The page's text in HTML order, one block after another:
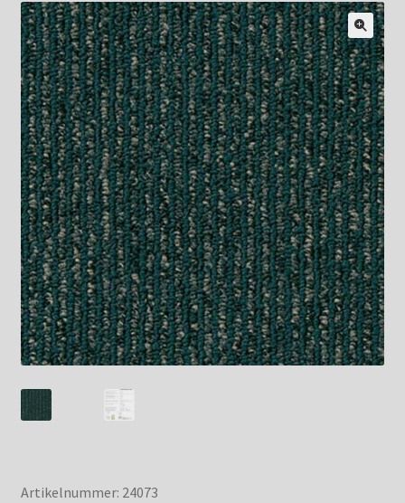
Artikelnummer: 24073